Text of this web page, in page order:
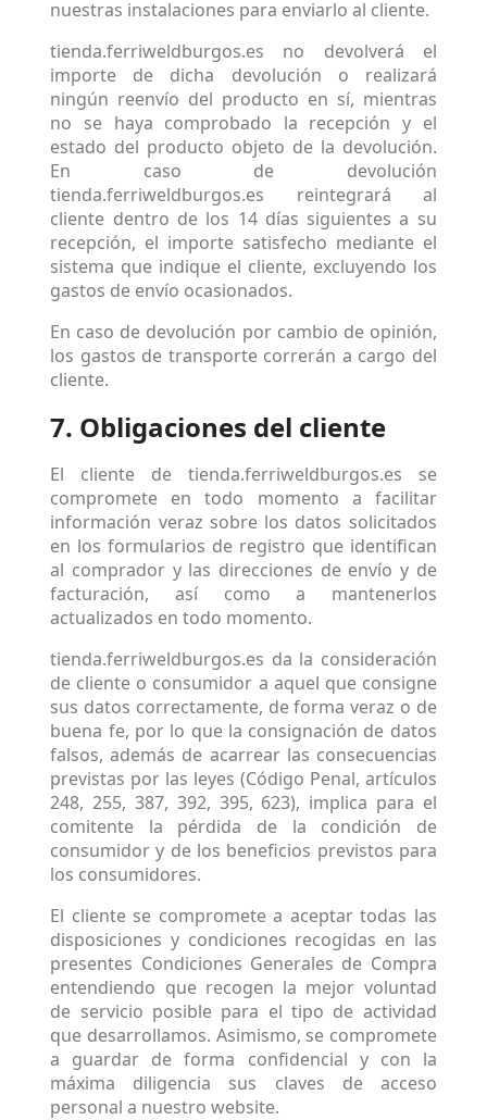
nuestras instalaciones para enviarlo al cliente.
tienda.ferriweldburgos.es no devolverá el
importe de dicha devolución o realizará
ningún reenvío del producto en sí, mientras
no se haya comprobado la recepción y el
estado del producto objeto de la devolución.
En caso de devolución
tienda.ferriweldburgos.es reintegrará al
cliente dentro de los 14 días siguientes a su
recepción, el importe satisfecho mediante el
sistema que indique el cliente, excluyendo los
gastos de envío ocasionados.
En caso de devolución por cambio de opinión,
los gastos de transporte correrán a cargo del
cliente.
7. Obligaciones del cliente
El cliente de tienda.ferriweldburgos.es se
compromete en todo momento a facilitar
información veraz sobre los datos solicitados
en los formularios de registro que identifican
al comprador y las direcciones de envío y de
facturación, así como a mantenerlos
actualizados en todo momento.
tienda.ferriweldburgos.es da la consideración
de cliente o consumidor a aquel que consigne
sus datos correctamente, de forma veraz o de
buena fe, por lo que la consignación de datos
falsos, además de acarrear las consecuencias
previstas por las leyes (Código Penal, artículos
248, 255, 387, 392, 395, 623), implica para el
comitente la pérdida de la condición de
consumidor y de los beneficios previstos para
los consumidores.
El cliente se compromete a aceptar todas las
disposiciones y condiciones recogidas en las
presentes Condiciones Generales de Compra
entendiendo que recogen la mejor voluntad
de servicio posible para el tipo de actividad
que desarrollamos. Asimismo, se compromete
a guardar de forma confidencial y con la
máxima diligencia sus claves de acceso
personal a nuestro website.